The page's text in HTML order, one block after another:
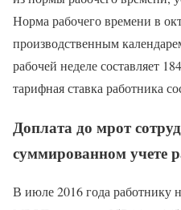
Норма рабочего времени в
производственным
рабочей неделе составляет
тарифная ставка работника
Доплата до мрот
суммированном учете
В июле 2016 года работнику